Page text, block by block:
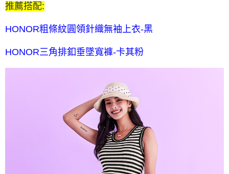
每筆NT$80，滿NT$2,000(含以上)免運費
7-11取貨付款-訂單滿 $2000 元即享免運服務-未滿則另收 $80
每筆NT$80，滿NT$2,000(含以上)免運費
每筆NT$80，滿NT$2,000(含以上)免運費
宅配送到家-訂單滿 $2000 元即享免運服務-未滿則另收 $120 元物
每筆NT$120，滿NT$2,000(含以上)免運費
推薦搭配:
HONOR粗條紋圓領針織無袖上衣-黑
HONOR三角排釦垂墜寬褲-卡其粉